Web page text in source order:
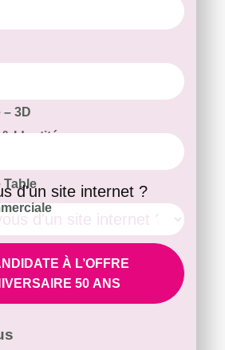
– 3D
Identité
Table
d'un site internet ?
À L’OFFRE
50 ANS